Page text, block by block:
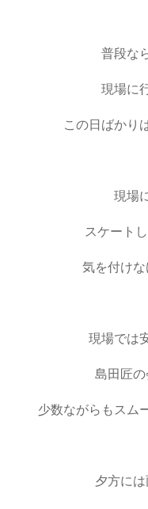
普段な
現場に
この日ばかり
現場
スケート
気を付けな
現場では
島田匠
少数ながらもスム
夕方に